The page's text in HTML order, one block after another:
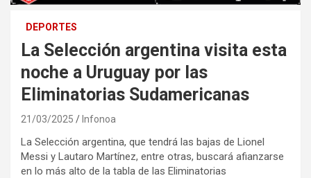
DEPORTES
La Selección argentina visita esta
noche a Uruguay por las
Eliminatorias Sudamericanas
21/03/2025 Infonoa
La Selección argentina, que tendrá las bajas de Lionel
Messi y Lautaro Martínez, entre otras, buscará afianzarse
en lo más alto de la tabla de las Eliminatorias